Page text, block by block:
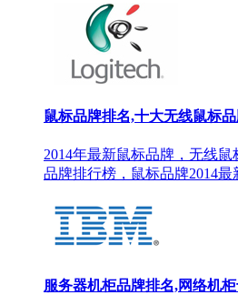
鼠标品牌排名,十大无线鼠标
2014年最新鼠标品牌，无线
品牌排行榜，鼠标品牌2014最
服务器机柜品牌排名,网络机